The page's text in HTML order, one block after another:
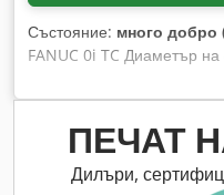
Състояние: много добро
FANUC 0i TC Диаметър
Akozhmydsierf Дължина
на шпиндела: 3500 об./
инструменти: 12
стружки Различни
ПЕЧАТ
Дилъри,